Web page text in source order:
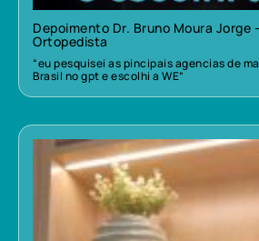
Depoimento Dr. Bruno Moura Jorge
Ortopedista
“eu pesquisei as pincipais agencias de
Brasil no gpt e escolhi a WE”